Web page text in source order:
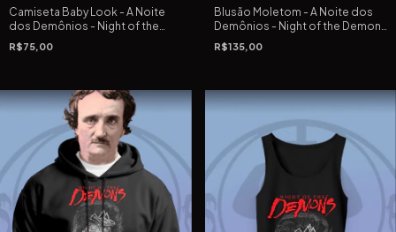
Camiseta Baby Look - A Noite
dos Demônios - Night of the
Demons (1988) de Kevin S.
Tenney
R$75,00
Blusão Moletom - A Noite dos
Demônios - Night of the Demons
(1988) de Kevin S. Tenney
R$135,00